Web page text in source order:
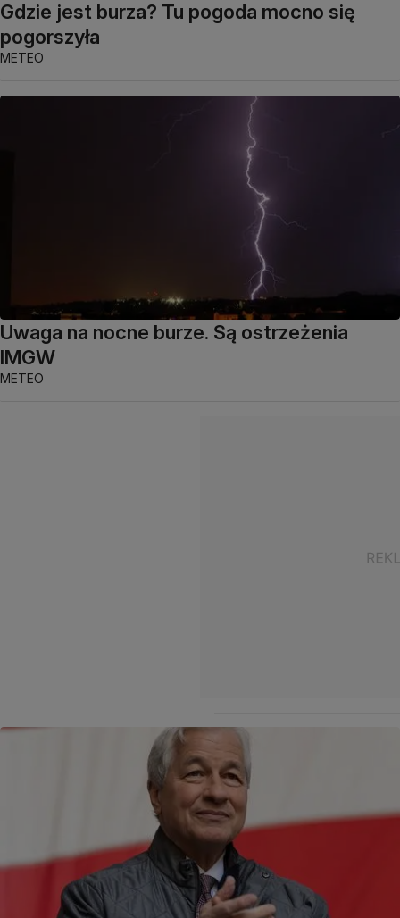
Gdzie jest burza? Tu pogoda mocno się
pogorszyła
METEO
Uwaga na nocne burze. Są ostrzeżenia
IMGW
METEO